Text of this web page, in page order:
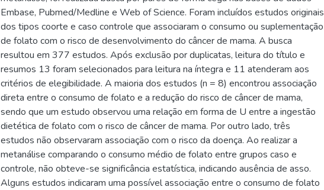
Embase, Pubmed/Medline e Web of Science. Foram incluídos estudos originais
dos tipos coorte e caso controle que associaram o consumo ou suplementação
de folato com o risco de desenvolvimento do câncer de mama. A busca
resultou em 377 estudos. Após exclusão por duplicatas, leitura do título e
resumos 13 foram selecionados para leitura na íntegra e 11 atenderam aos
critérios de elegibilidade. A maioria dos estudos (n = 8) encontrou associação
direta entre o consumo de folato e a redução do risco de câncer de mama,
sendo que um estudo observou uma relação em forma de U entre a ingestão
dietética de folato com o risco de câncer de mama. Por outro lado, três
estudos não observaram associação com o risco da doença. Ao realizar a
metanálise comparando o consumo médio de folato entre grupos caso e
controle, não obteve-se significância estatística, indicando ausência de asso.
Alguns estudos indicaram uma possível associação entre o consumo de folato